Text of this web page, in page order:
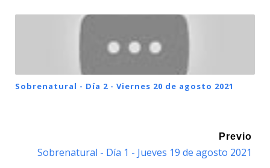
Sobrenatural - Día 2 - Viernes 20 de agosto 2021
Previo
Sobrenatural - Día 1 - Jueves 19 de agosto 2021